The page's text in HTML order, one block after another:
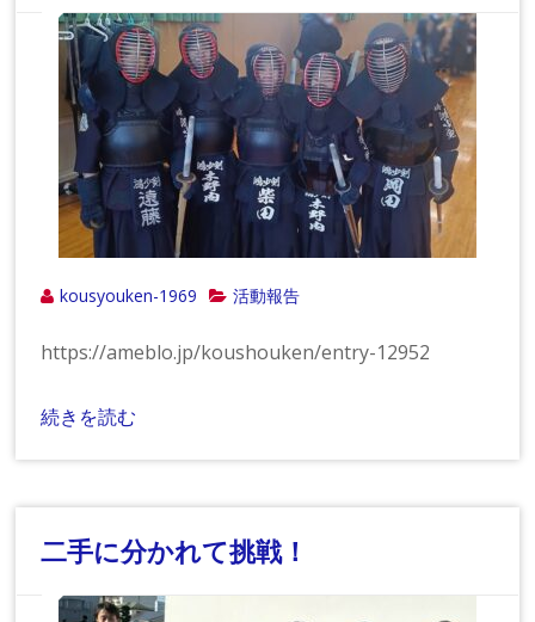
kousyouken-1969 活動報告
https://ameblo.jp/koushouken/entry-12952
続きを読む
二手に分かれて挑戦！